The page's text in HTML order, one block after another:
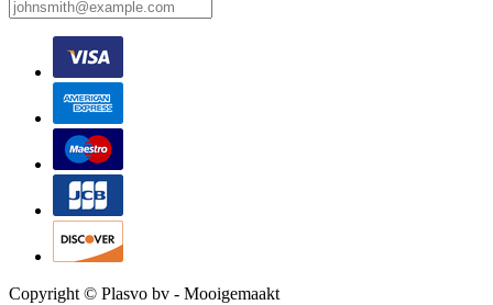
Copyright © Plasvo bv - Mooigemaakt